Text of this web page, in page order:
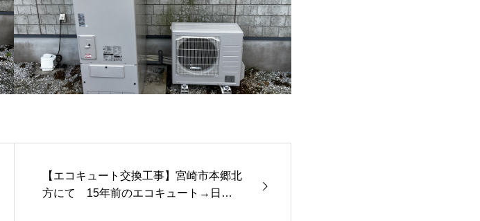
【エコキュート交換工事】宮崎市本郷北
方にて 15年前のエコキュート→日立B